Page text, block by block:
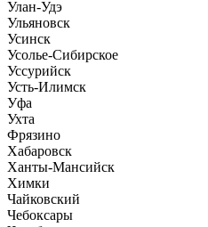
Улан-Удэ
Ульяновск
Усинск
Усолье-Сибирское
Уссурийск
Усть-Илимск
Уфа
Ухта
Фрязино
Хабаровск
Ханты-Мансийск
Химки
Чайковский
Чебоксары